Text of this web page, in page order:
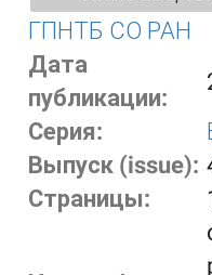
ГПНТБ СО РАН
Дата
публикации:
Серия:
Выпуск (issue):
Страницы: